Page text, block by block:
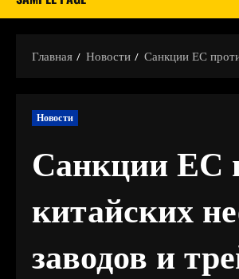
Главная Новости Санкции ЕС
Новости
Санкции ЕС
китайских
заводов и